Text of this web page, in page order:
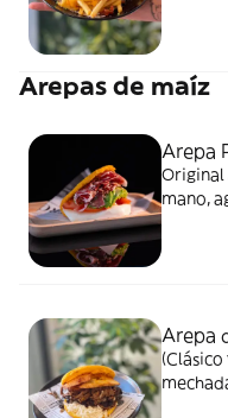
Arepas de maíz
Arepa
Original
mano,
Arepa
(Clásico